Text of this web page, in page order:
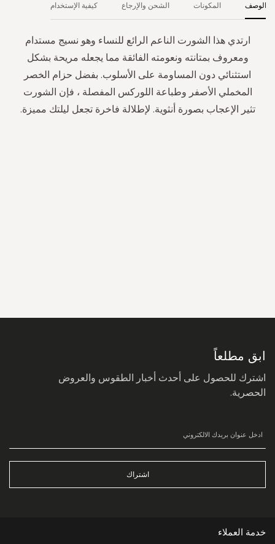
الوصف
ارتدي هذا الشورت الناعم الرائع للنساء وهو نسيج مستدام
ومعروف بمتانته ونعومته الفائقة مما يجعله مريحة بشكل
استثنائي دون المساومة على الأسلوب. بفضل حزام الخصر
المخملي الأصفر وطباعة اللوركس المفصلة ، فإن الشورت
تثير الإعجاب بصورة أنثوية. لإطلالة فاخرة تجعل ليلتك مميزة.
المكونات الشحن والإرجاع كيفية الإستخدام
ابق مطلعاً
اشترك للحصول على أحدث أخبار الطقوس والعروض
الحصرية.
اشتراك
خدمة العملاء